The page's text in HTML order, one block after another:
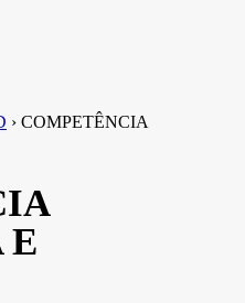
› COMPETÊNCIA
E